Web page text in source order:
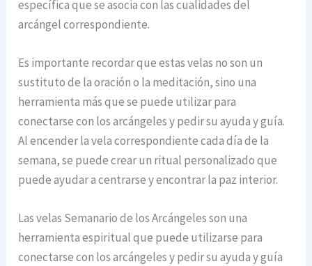
específica que se asocia con las cualidades del
arcángel correspondiente.
Es importante recordar que estas velas no son un
sustituto de la oración o la meditación, sino una
herramienta más que se puede utilizar para
conectarse con los arcángeles y pedir su ayuda y guía.
Al encender la vela correspondiente cada día de la
semana, se puede crear un ritual personalizado que
puede ayudar a centrarse y encontrar la paz interior.
Las velas Semanario de los Arcángeles son una
herramienta espiritual que puede utilizarse para
conectarse con los arcángeles y pedir su ayuda y guía